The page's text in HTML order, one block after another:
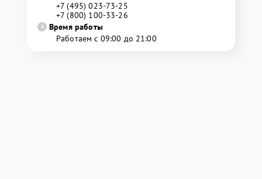
+7 (495) 023-73-25
+7 (800) 100-33-26
Время работы
Работаем с 09:00 до 21:00